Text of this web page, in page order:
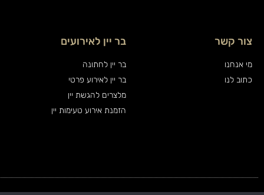
צור קשר
מי אנחנו
כתוב לנו
בר יין לאירועים
בר יין לחתונה
בר יין לאירוע פרטי
מלצרים להגשת יין
הזמנת אירוע טעימות יין